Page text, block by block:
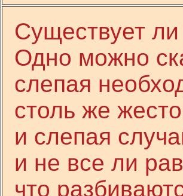
Существует ли
Одно можно
слепая
столь же
и слепая
и не все ли
что